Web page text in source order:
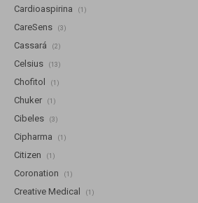
Cardioaspirina (1)
CareSens (3)
Cassará (2)
Celsius (13)
Chofitol (1)
Chuker (1)
Cibeles (3)
Cipharma (1)
Citizen (1)
Coronation (1)
Creative Medical (1)